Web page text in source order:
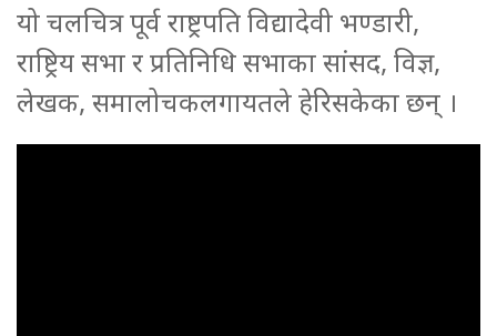
यो चलचित्र पूर्व राष्ट्रपति विद्यादेवी भण्डारी,
राष्ट्रिय सभा र प्रतिनिधि सभाका सांसद, विज्ञ,
लेखक, समालोचकलगायतले हेरिसकेका छन् ।